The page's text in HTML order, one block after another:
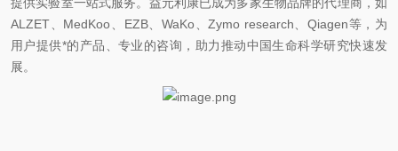
ALZET
MedKoo EZB、 WaKo、Zymo research 、Qiagen等，为
用户提供*的产品、专业的咨询，助力推动中国生命科学研究快速发
展。